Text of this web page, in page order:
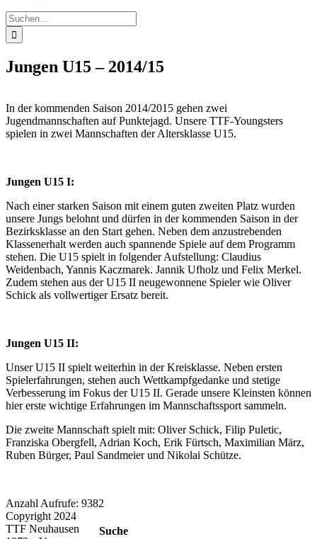
Suche
nach:
Jungen U15 – 2014/15
In der kommenden Saison 2014/2015 gehen zwei
Jugendmannschaften auf Punktejagd. Unsere TTF-Youngsters
spielen in zwei Mannschaften der Altersklasse U15.
Jungen U15 I:
Nach einer starken Saison mit einem guten zweiten Platz wurden
unsere Jungs belohnt und dürfen in der kommenden Saison in der
Bezirksklasse an den Start gehen. Neben dem anzustrebenden
Klassenerhalt werden auch spannende Spiele auf dem Programm
stehen. Die U15 spielt in folgender Aufstellung: Claudius
Weidenbach, Yannis Kaczmarek. Jannik Ufholz und Felix Merkel.
Zudem stehen aus der U15 II neugewonnene Spieler wie Oliver
Schick als vollwertiger Ersatz bereit.
Jungen U15 II:
Unser U15 II spielt weiterhin in der Kreisklasse. Neben ersten
Spielerfahrungen, stehen auch Wettkampfgedanke und stetige
Verbesserung im Fokus der U15 II. Gerade unsere Kleinsten können
hier erste wichtige Erfahrungen im Mannschaftssport sammeln.
Die zweite Mannschaft spielt mit: Oliver Schick, Filip Puletic,
Franziska Obergfell, Adrian Koch, Erik Fürtsch, Maximilian März,
Ruben Bürger, Paul Sandmeier und Nikolai Schütze.
Anzahl Aufrufe: 9382
Suche
Copyright 2024
TTF Neuhausen